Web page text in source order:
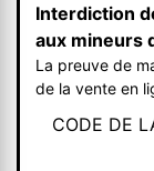
Interdiction
aux mineurs
La preuve de
de la vente en
CODE DE